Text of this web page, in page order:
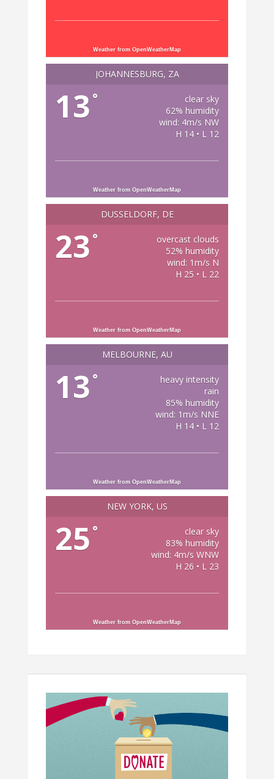
Weather from OpenWeatherMap
JOHANNESBURG, ZA
13 °
clear sky
62% humidity
wind: 4m/s NW
H 14 • L 12
Weather from OpenWeatherMap
DÜSSELDORF, DE
23 °
overcast clouds
52% humidity
wind: 1m/s N
H 25 • L 22
Weather from OpenWeatherMap
MELBOURNE, AU
13 °
heavy intensity
rain
85% humidity
wind: 1m/s NNE
H 14 • L 12
Weather from OpenWeatherMap
NEW YORK, US
25 °
clear sky
83% humidity
wind: 4m/s WNW
H 26 • L 23
Weather from OpenWeatherMap